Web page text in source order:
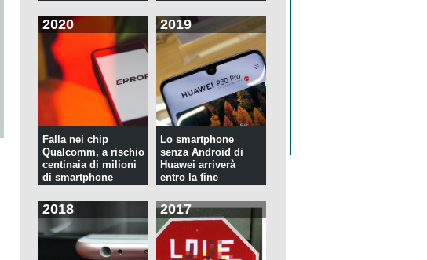
2020
Falla nei chip
Qualcomm, a rischio
centinaia di milioni
di smartphone
2019
Lo smartphone
senza Android di
Huawei arriverà
entro la fine
2018 2017